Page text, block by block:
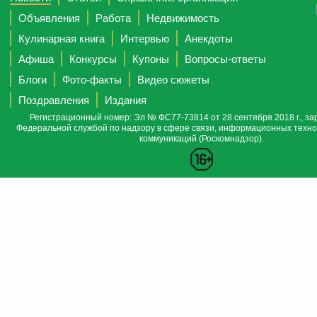
Объявления
Работа
Недвижимость
Кулинарная книга
Интервью
Анекдоты
Афиша
Конкурсы Купоны
Вопросы-ответы
Блоги
Фото-факты
Видео сюжеты
Поздравления
Издания
Регистрационный номер: Эл № ФС77-73814 от 28 сентября 2018 г.,
Федеральной службой по надзору в сфере связи, информационных
коммуникаций (Роскомнадзор).